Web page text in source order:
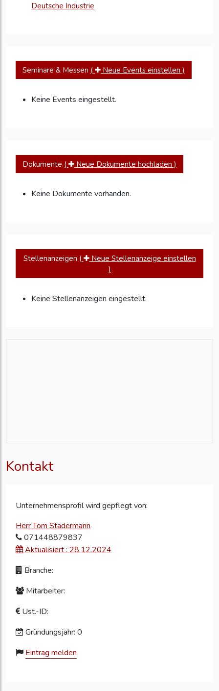
Deutsche Industrie
Seminare & Messen ( Neue Events einstellen )
Keine Events eingestellt.
Dokumente ( Neue Dokumente hochladen )
Keine Dokumente vorhanden.
Stellenanzeigen (
Neue Stellenanzeige einstellen
)
Keine Stellenanzeigen eingestellt.
Kontakt
Unternehmensprofil wird gepflegt von:
Herr Tom Stadermann
071448879837
Aktualisiert : 28.12.2024
Branche:
Mitarbeiter:
Ust.-ID:
Gründungsjahr: 0
Eintrag melden